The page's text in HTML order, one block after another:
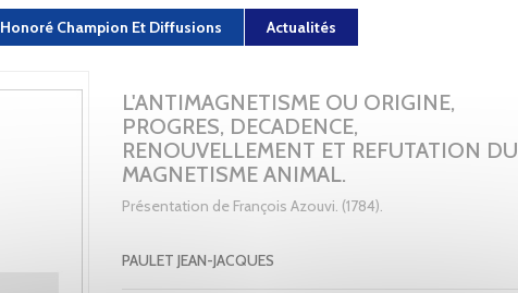
Honoré Champion Et Diffusions Actualités
L'ANTIMAGNETISME OU ORIGINE,
PROGRES, DECADENCE,
RENOUVELLEMENT ET REFUTATION DU
MAGNETISME ANIMAL.
Présentation de François Azouvi. (1784).
PAULET JEAN-JACQUES